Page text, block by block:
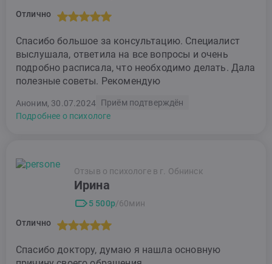
Отлично
Спасибо большое за консультацию. Специалист
выслушала, ответила на все вопросы и очень
подробно расписала, что необходимо делать. Дала
полезные советы. Рекомендую
Аноним, 30.07.2024 Приём подтверждён
Подробнее о психологе
Отзыв о психологе в г. Обнинск
Ирина
5 500р/60мин
Отлично
Спасибо доктору, думаю я нашла основную